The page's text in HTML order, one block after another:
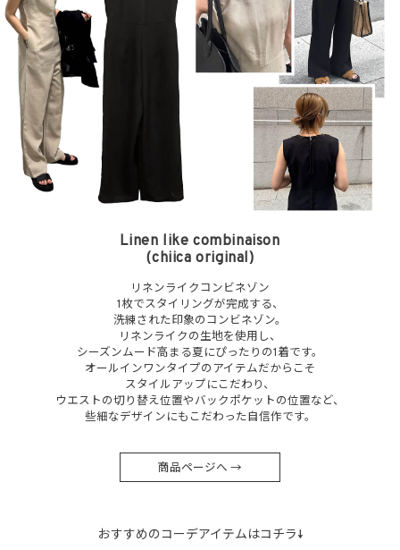
検索
Linen like combinaison
(chiica original)
リネンライクコンビネゾン
1枚でスタイリングが完成する、
洗練された印象のコンビネゾン。
リネンライクの生地を使用し、
シーズンムード高まる夏にぴったりの1着です。
オールインワンタイプのアイテムだからこそ
スタイルアップにこだわり、
ウエストの切り替え位置やバックポケットの位置など、
些細なデザインにもこだわった自信作です。
商品ページへ →
おすすめのコーデアイテムはコチラ↓